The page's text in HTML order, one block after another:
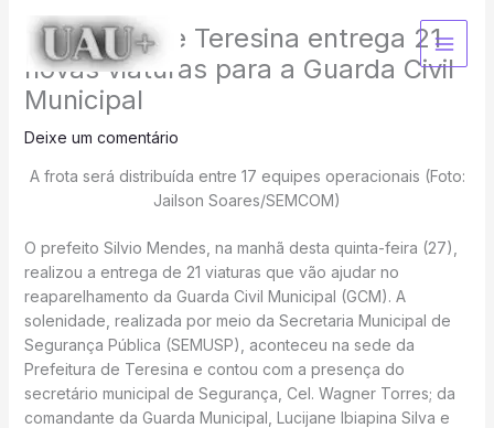
conteúdo
Prefeitura de Teresina entrega 21
novas viaturas para a Guarda Civil
Municipal
Deixe um comentário
A frota será distribuída entre 17 equipes operacionais (Foto:
Jailson Soares/SEMCOM)
O prefeito Silvio Mendes, na manhã desta quinta-feira (27),
realizou a entrega de 21 viaturas que vão ajudar no
reaparelhamento da Guarda Civil Municipal (GCM). A
solenidade, realizada por meio da Secretaria Municipal de
Segurança Pública (SEMUSP), aconteceu na sede da
Prefeitura de Teresina e contou com a presença do
secretário municipal de Segurança, Cel. Wagner Torres; da
comandante da Guarda Municipal, Lucijane Ibiapina Silva e